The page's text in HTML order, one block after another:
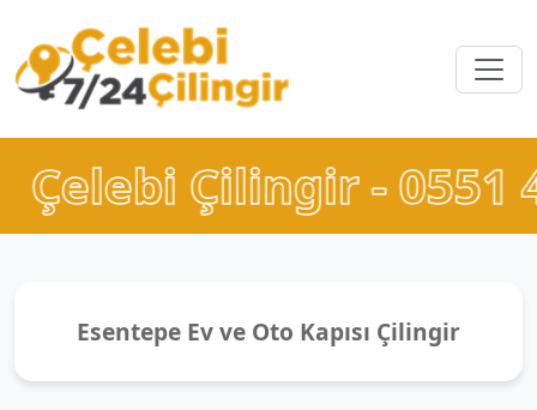
- 0551 426 52
Esentepe Ev ve Oto Kapısı Çilingir